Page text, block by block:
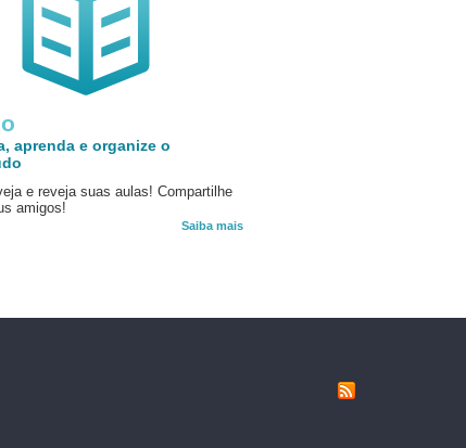
aprenda e organize o
e reveja suas aulas! Compartilhe
amigos!
Saiba mais